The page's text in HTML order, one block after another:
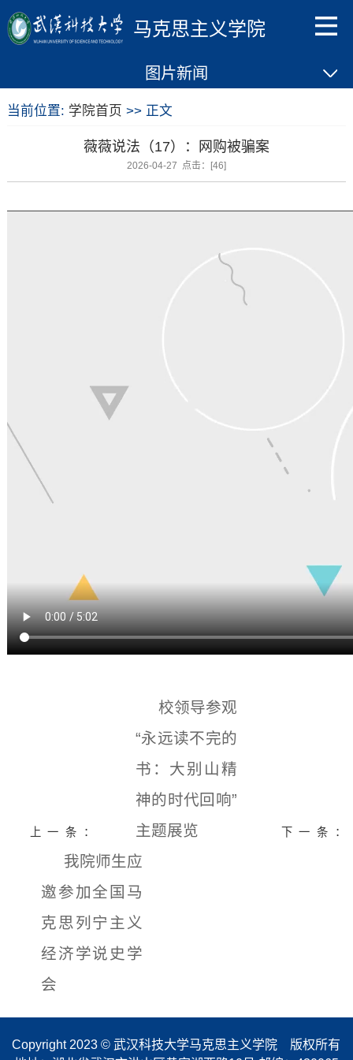
马克思主义学院
图片新闻
当前位置: 学院首页 >> 正文
薇薇说法（17）：网购被骗案
2026-04-27 点击：[46]
上一条：
校领导参观
“永远读不完的
书：大别山精
神的时代回响”
主题展览
下一条：
我院师生应
邀参加全国马
克思列宁主义
经济学说史学
会
Copyright 2023 © 武汉科技大学马克思主义学院 版权所有